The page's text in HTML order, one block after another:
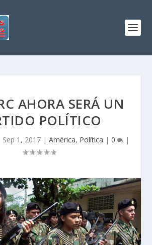
AHORA SERÁ UN
POLÍTICO
Sep 1, 2017| América, Política | 0 |